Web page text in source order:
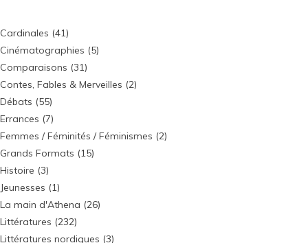
Cardinales (41)
Cinématographies (5)
Comparaisons (31)
Contes, Fables & Merveilles (2)
Débats (55)
Errances (7)
Femmes / Féminités / Féminismes (2)
Grands Formats (15)
Histoire (3)
Jeunesses (1)
La main d'Athena (26)
Littératures (232)
Littératures nordiques (3)